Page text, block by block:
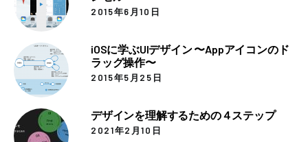
2015年6月10日
iOSに学ぶUIデザイン 〜Appアイコンのド
ラッグ操作〜
2015年5月25日
デザインを理解するための４ステップ
2021年2月10日